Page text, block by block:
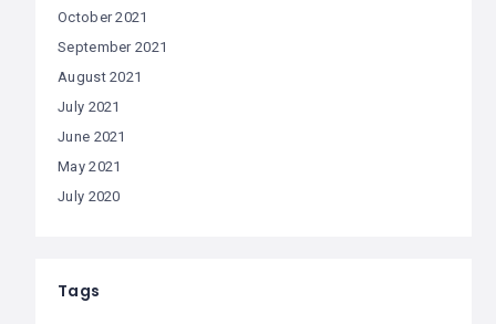
October 2021
September 2021
August 2021
July 2021
June 2021
May 2021
July 2020
Tags